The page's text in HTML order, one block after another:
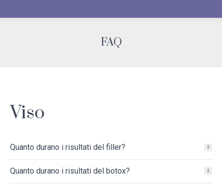
FAQ
Viso
Quanto durano i risultati del filler?
Quanto durano i risultati del botox?